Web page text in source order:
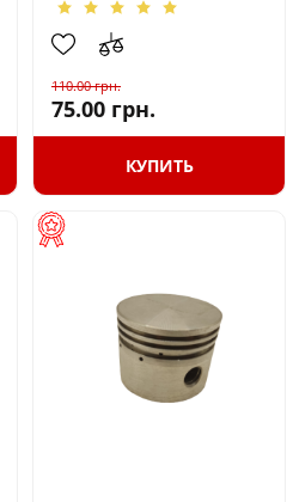
110.00грн.
75.00 грн.
КУПИТЬ